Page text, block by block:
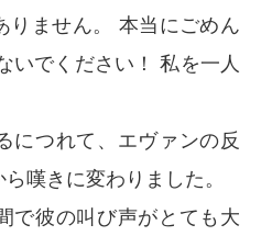
りません。 本当にごめん
いでください！ 私を一人
につれて、エヴァンの反
嘆きに変わりました。
で彼の叫び声がとても大